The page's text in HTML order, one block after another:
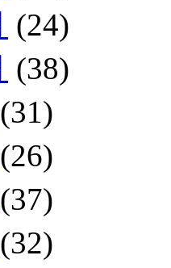
(24)
(38)
(31)
(26)
(37)
(32)